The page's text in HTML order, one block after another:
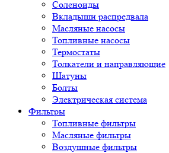
Соленоиды
Вкладыши распредвала
Масляные насосы
Топливные насосы
Термостаты
Толкатели и направляющие
Шатуны
Болты
Электрическая система
Фильтры
Топливные фильтры
Масляные фильтры
Воздушные фильтры